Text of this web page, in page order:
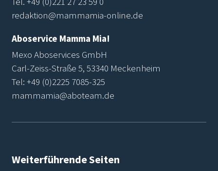
redaktion@mammamia-online.de
Aboservice Mamma Mia!
Mexo Aboservices GmbH
Carl-Zeiss-Straße 5, 53340 Meckenheim
Tel: +49 (0)2225 7085-325
mammamia@aboteam.de
Weiterführende Seiten